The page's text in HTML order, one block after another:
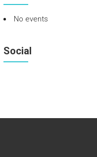
No events
Social